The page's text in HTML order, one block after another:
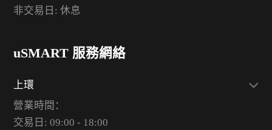
非交易日: 休息
uSMART 服務網絡
上環
營業時間：
交易日: 09:00 - 18:00